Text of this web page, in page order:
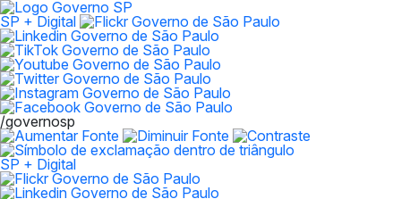
SP + Digital
/governosp
SP + Digital